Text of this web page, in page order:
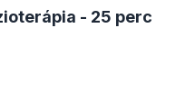
- 25 perc